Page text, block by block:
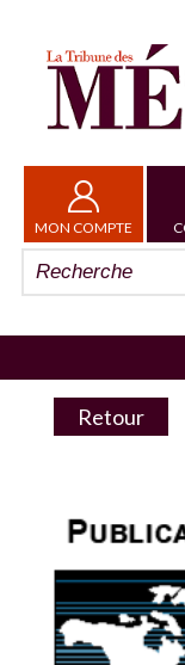
MON COMPTE
Retour